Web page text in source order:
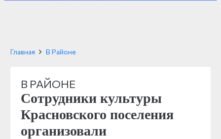
Главная В Районе
В РАЙОНЕ
Сотрудники культуры
Красновского поселения
организовали